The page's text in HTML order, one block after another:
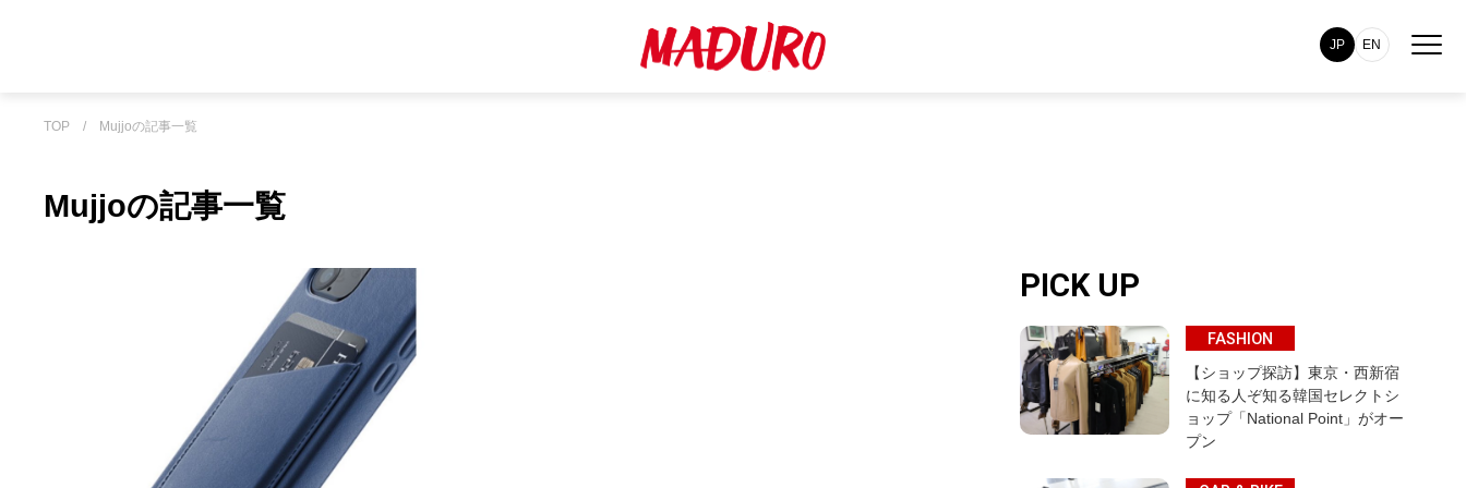
JP EN
TOP / Mujjoの記事一覧
Mujjoの記事一覧
PICK UP
FASHION
【ショップ探訪】東京・西新宿
に知る人ぞ知る韓国セレクトシ
ョップ「National Point」がオー
プン